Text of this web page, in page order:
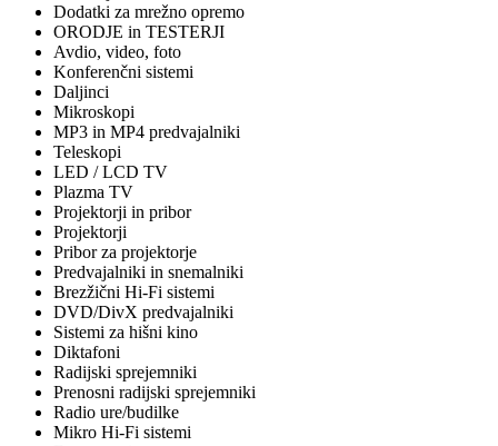
Dodatki za mrežno opremo
ORODJE in TESTERJI
Avdio, video, foto
Konferenčni sistemi
Daljinci
Mikroskopi
MP3 in MP4 predvajalniki
Teleskopi
LED / LCD TV
Plazma TV
Projektorji in pribor
Projektorji
Pribor za projektorje
Predvajalniki in snemalniki
Brezžični Hi-Fi sistemi
DVD/DivX predvajalniki
Sistemi za hišni kino
Diktafoni
Radijski sprejemniki
Prenosni radijski sprejemniki
Radio ure/budilke
Mikro Hi-Fi sistemi